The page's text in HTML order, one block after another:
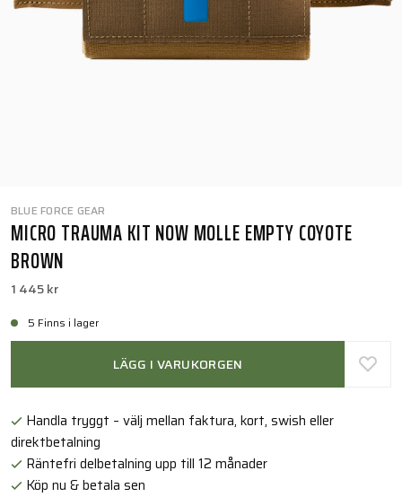
BLUE FORCE GEAR
MICRO TRAUMA KIT NOW MOLLE EMPTY COYOTE
BROWN
1 445 kr
5 Finns i lager
LÄGG I VARUKORGEN
Handla tryggt – välj mellan faktura, kort, swish eller
direktbetalning
Räntefri delbetalning upp till 12 månader
Köp nu & betala sen